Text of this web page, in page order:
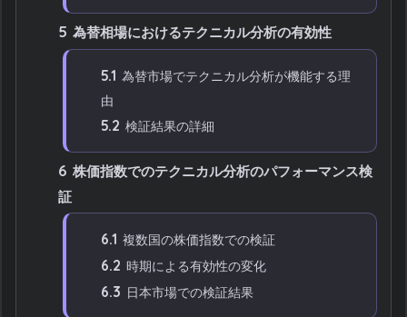
5 為替相場におけるテクニカル分析の有効性
5.1 為替市場でテクニカル分析が機能する理
由
5.2 検証結果の詳細
6 株価指数でのテクニカル分析のパフォーマンス検
証
6.1 複数国の株価指数での検証
6.2 時期による有効性の変化
6.3 日本市場での検証結果